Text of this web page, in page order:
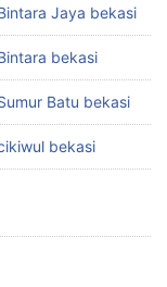
Jaya bekasi
bekasi
Batu bekasi
bekasi